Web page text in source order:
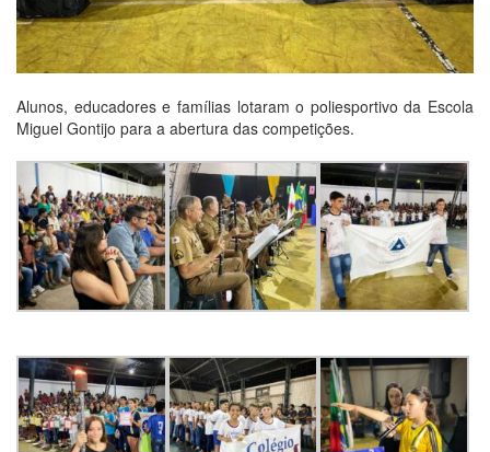
Alunos, educadores e famílias lotaram o poliesportivo da Escola
Miguel Gontijo para a abertura das competições.